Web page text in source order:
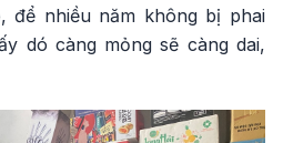
để nhiều năm không bị phai
dó càng mỏng sẽ càng dai,